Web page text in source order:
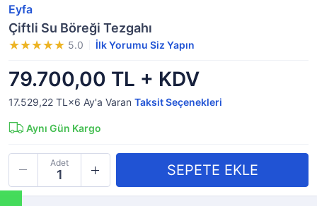
Eyfa
Çiftli Su Böreği Tezgahı
5.0 İlk Yorumu Siz Yapın
79.700,00 TL + KDV
17.529,22 TL×6 Ay'a Varan Taksit Seçenekleri
Aynı Gün Kargo
Adet